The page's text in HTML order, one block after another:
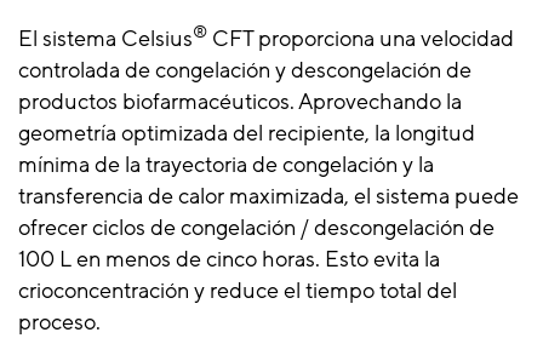
El sistema Celsius® CFT proporciona una velocidad
controlada de congelación y descongelación de
productos biofarmacéuticos. Aprovechando la
geometría optimizada del recipiente, la longitud
mínima de la trayectoria de congelación y la
transferencia de calor maximizada, el sistema puede
ofrecer ciclos de congelación / descongelación de
100 L en menos de cinco horas. Esto evita la
crioconcentración y reduce el tiempo total del
proceso.